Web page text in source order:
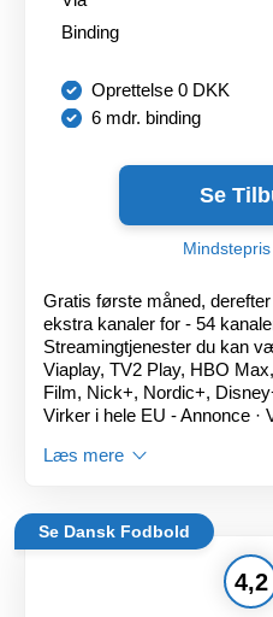
Binding
Oprettelse 0 DKK
6 mdr. binding
Se
Gratis første måned,
ekstra kanaler for - 54
Streamingtjenester du kan
Viaplay, TV2 Play, HBO
Film, Nick+, Nordic+,
Virker i hele EU - Annonce
Læs mere
Se Dansk Fodbold
4,2